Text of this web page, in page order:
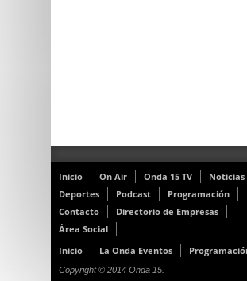
Inicio On Air Onda 15 TV
Noticias
Deportes
Podcast
Programación
Contacto
Directorio de Empresas
Área Social
Inicio
La Onda Eventos
Copyright © 2014 Onda 15.